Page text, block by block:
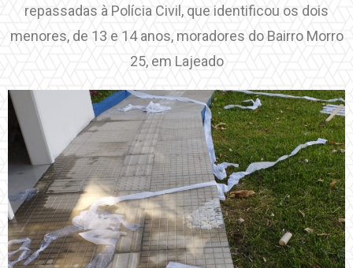
repassadas à Polícia Civil, que identificou os dois
menores, de 13 e 14 anos, moradores do Bairro Morro
25, em Lajeado